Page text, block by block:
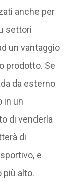
anche per
settori
un vantaggio
prodotto. Se
da esterno
in un
di venderla
di
e
alto.